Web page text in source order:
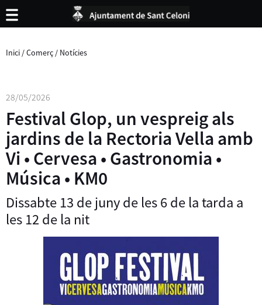
Inici /Comerç / Notícies
28/05/2026
Festival Glop, un vespreig als
jardins de la Rectoria Vella amb
Vi • Cervesa • Gastronomia •
Música • KM0
Dissabte 13 de juny de les 6 de la tarda a
les 12 de la nit